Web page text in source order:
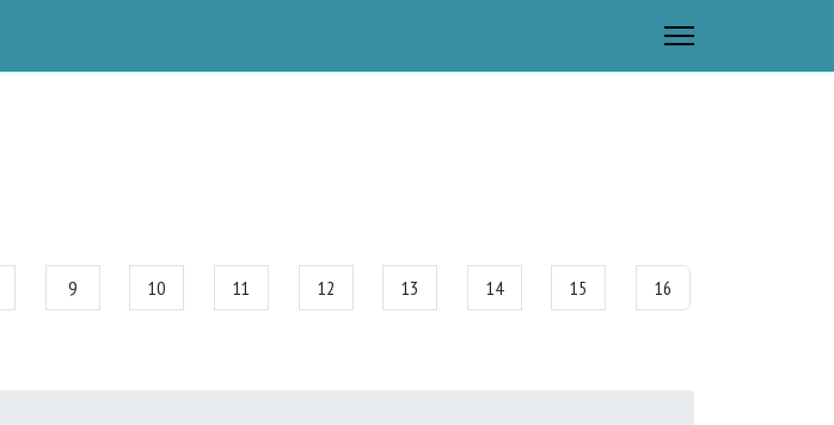
9 10 11 12 13 14 15 16